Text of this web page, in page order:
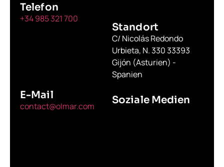
Telefon
+34 985 321 700
Standort
C/ Nicolás Redondo
Urbieta, N. 330 33393
Gijón (Asturien) -
Spanien
E-Mail
contact@olmar.com Soziale Medien